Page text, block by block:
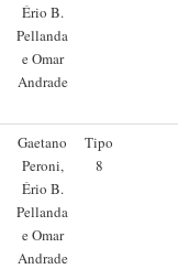
Ério B.
Pellanda
e Omar
Andrade
Gaetano
Peroni,
Ério B.
Pellanda
e Omar
Andrade
Tipo
8